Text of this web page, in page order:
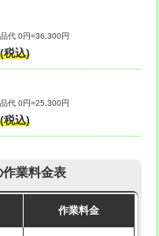
38,500円
修
）
33,000円
代 0円=36,300円
税込)
代 0円=25,300円
税込)
業料金表
作業料金